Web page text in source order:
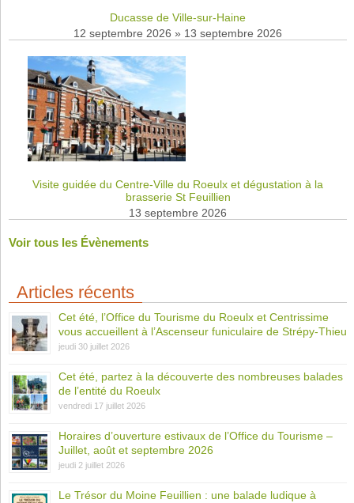
Ducasse de Ville-sur-Haine
12 septembre 2026 » 13 septembre 2026
Visite guidée du Centre-Ville du Roeulx et dégustation à la
brasserie St Feuillien
13 septembre 2026
Voir tous les Évènements
Articles récents
Cet été, l’Office du Tourisme du Roeulx et Centrissime
vous accueillent à l’Ascenseur funiculaire de Strépy-Thieu
jeudi 30 juillet 2026
Cet été, partez à la découverte des nombreuses balades
de l’entité du Roeulx
vendredi 17 juillet 2026
Horaires d’ouverture estivaux de l’Office du Tourisme –
Juillet, août et septembre 2026
jeudi 2 juillet 2026
Le Trésor du Moine Feuillien : une balade ludique à